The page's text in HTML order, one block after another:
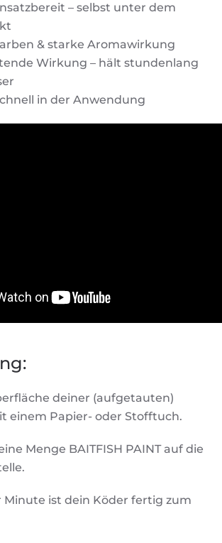
– selbst unter dem
& starke Aromawirkung
Wirkung – hält stundenlang
in der Anwendung
deiner (aufgetauten)
einem Papier- oder Stofftuch.
Menge BAITFISH PAINT auf die
Minute ist dein Köder fertig zum